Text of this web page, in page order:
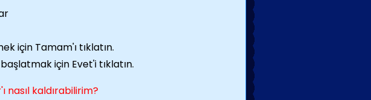
için Tamam'ı tıklatın.
için Evet'i tıklatın.
nasıl kaldırabilirim?